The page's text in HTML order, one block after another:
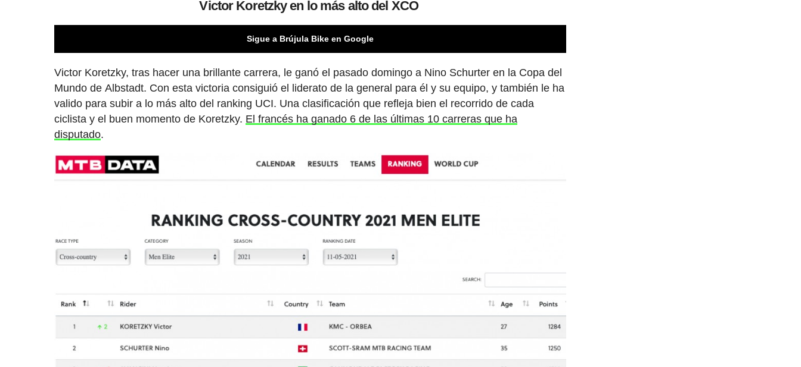
Victor Koretzky en lo más alto del XCO
Sigue a Brújula Bike en Google
Victor Koretzky, tras hacer una brillante carrera, le ganó el pasado domingo a Nino Schurter en la Copa del
Mundo de Albstadt. Con esta victoria consiguió el liderato de la general para él y su equipo, y también le ha
valido para subir a lo más alto del ranking UCI. Una clasificación que refleja bien el recorrido de cada
ciclista y el buen momento de Koretzky. El francés ha ganado 6 de las últimas 10 carreras que ha
disputado.